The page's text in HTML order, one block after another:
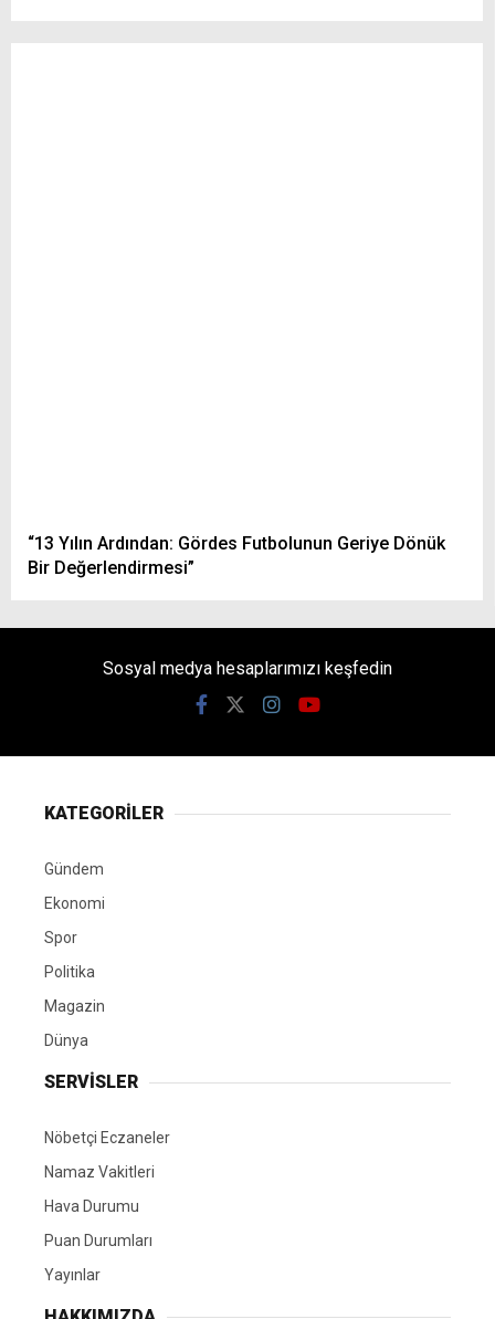
“13 Yılın Ardından: Gördes Futbolunun Geriye Dönük
Bir Değerlendirmesi”
Sosyal medya hesaplarımızı keşfedin
KATEGORİLER
Gündem
Ekonomi
Spor
Politika
Magazin
Dünya
SERVİSLER
Nöbetçi Eczaneler
Namaz Vakitleri
Hava Durumu
Puan Durumları
Yayınlar